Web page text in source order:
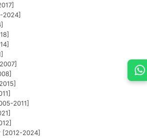
2024]
2011]
[2012-2024]